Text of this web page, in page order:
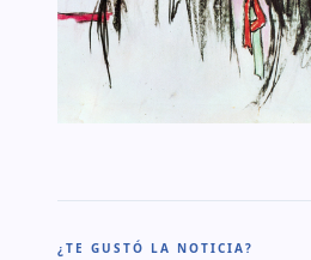
¿TE GUSTÓ LA NOTICIA?